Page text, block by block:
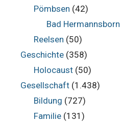
Pömbsen (42)
Bad Hermannsborn
Reelsen (50)
Geschichte (358)
Holocaust(50)
Gesellschaft (1.438)
Bildung (727)
Familie(131)